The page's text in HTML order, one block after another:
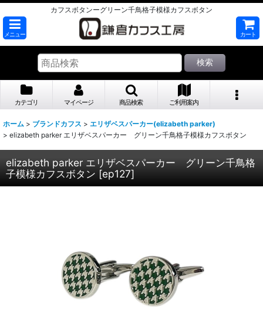
カフスボタンーグリーン千鳥格子模様カフスボタン
メニュー カート
検索
カテゴリ マイページ 商品検索 ご利用案内
ホーム > ブランドカフス > エリザベスパーカー(elizabeth parker)
> elizabeth parker エリザベスパーカー グリーン千鳥格子模様カフスボタン
elizabeth parker エリザベスパーカー グリーン千鳥格
子模様カフスボタン [ep127]